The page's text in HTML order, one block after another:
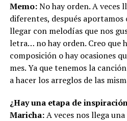
Memo:No hay orden. A veces
diferentes, después aportamos
llegar con melodías que nos
letra… no hay orden. Creo que
composición o hay ocasiones
mes. Ya que tenemos la
a hacer los arreglos de las
¿Hay una etapa de
Maricha:A veces nos llega